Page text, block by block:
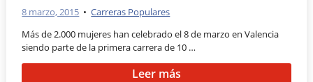
8 marzo, 2015 •Carreras Populares
Más de 2.000 mujeres han celebrado el 8 de marzo en Valencia
siendo parte de la primera carrera de 10 …
Leer más